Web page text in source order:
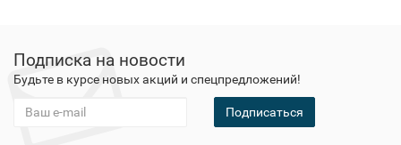
Подписка на новости
Будьте в курсе новых акций и спецпредложений!
Подписаться